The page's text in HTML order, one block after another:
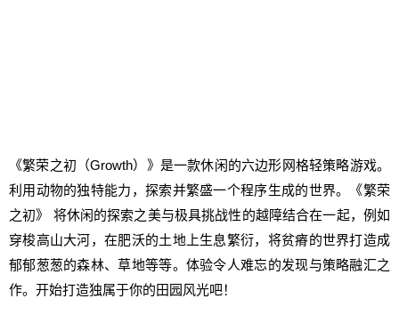
《繁荣之初（Growth）》是一款休闲的六边形网格轻策略游戏。
利用动物的独特能力，探索并繁盛一个程序生成的世界。《繁荣
之初》 将休闲的探索之美与极具挑战性的越障结合在一起，例如
穿梭高山大河，在肥沃的土地上生息繁衍，将贫瘠的世界打造成
郁郁葱葱的森林、草地等等。体验令人难忘的发现与策略融汇之
作。开始打造独属于你的田园风光吧！